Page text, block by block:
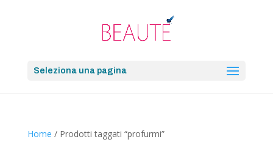
Seleziona una pagina
Home / Prodotti taggati “profurmi”